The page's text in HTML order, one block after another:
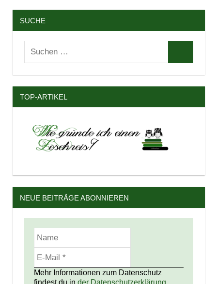
SUCHE
Suchen
TOP-ARTIKEL
NEUE BEITRÄGE ABONNIEREN
Mehr Informationen zum Datenschutz
findest du in der Datenschutzerklärung.